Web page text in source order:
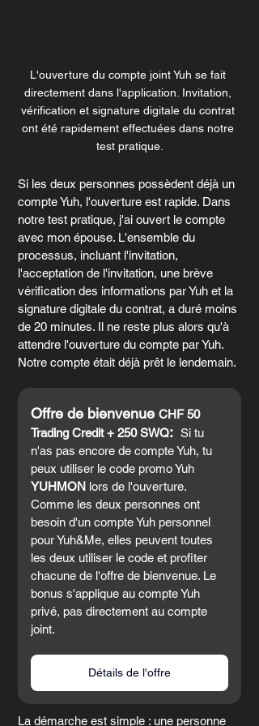
L'ouverture du compte joint Yuh se fait
directement dans l'application. Invitation,
vérification et signature digitale du contrat
ont été rapidement effectuées dans notre
test pratique.
Si les deux personnes possèdent déjà un
compte Yuh, l'ouverture est rapide. Dans
notre test pratique, j'ai ouvert le compte
avec mon épouse. L'ensemble du
processus, incluant l'invitation,
l'acceptation de l'invitation, une brève
vérification des informations par Yuh et la
signature digitale du contrat, a duré moins
de 20 minutes. Il ne reste plus alors qu'à
attendre l'ouverture du compte par Yuh.
Notre compte était déjà prêt le lendemain.
Offre de bienvenue CHF 50
Trading Credit + 250 SWQ: Si tu
n'as pas encore de compte Yuh, tu
peux utiliser le code promo Yuh
YUHMON lors de l'ouverture.
Comme les deux personnes ont
besoin d'un compte Yuh personnel
pour Yuh&Me, elles peuvent toutes
les deux utiliser le code et profiter
chacune de l'offre de bienvenue. Le
bonus s'applique au compte Yuh
privé, pas directement au compte
joint.
Détails de l'offre
La démarche est simple : une personne